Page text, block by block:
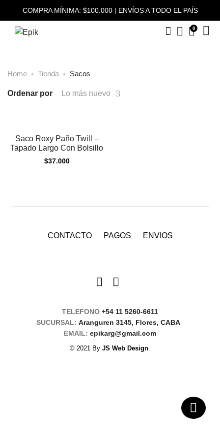
COMPRA MÍNIMA: $100.000 | ENVÍOS A TODO EL PAÍS
0
Home Tienda Sacos
Ordenar por Lo más nuevo
Saco Roxy Paño Twill –
Tapado Largo Con Bolsillo
$37.000
CONTACTO PAGOS ENVIOS
TELEFONO +54 11 5260-6611
SUCURSAL: Aranguren 3145, Flores, CABA
EMAIL: epikarg@gmail.com
© 2021 By JS Web Design